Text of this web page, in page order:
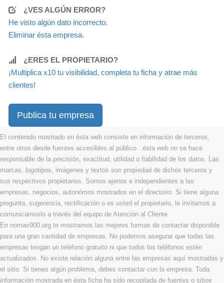
¿VES ALGÚN ERROR?
He visto algún dato incorrecto.
Eliminar ésta empresa.
¿ERES EL PROPIETARIO?
¡Multiplica x10 tu visibilidad, completa tu ficha y atrae más
clientes!
Publica tu empresa
El contenido mostrado en ésta web consiste en información de terceros,
entre otros desde fuentes accesibles al público . ésta web no se hace
responsable de la precisión, exactitud, utilidad o fiabilidad de los datos. Las
marcas, logotipos, imágenes y textos son propiedad de dichos terceros y
sus respectivos propietarios. Somos ajenos e independientes a las
empresas, negocios, autonómos mostrados en el directorio. Si tiene alguna
pregunta, sugerencia, rectificación o es usted el propietario, le invitamos a
comunicarnoslo a través del equipo de Atención al Cliente
En nomas900.org te mostramos las mejores formas de contactar disponible
para una gran cantidad de empresas. No podemos asegurar que todas las
empresas tengan un teléfono gratuito ni que todos los teléfonos estén
actualizados. No existe relación alguna entre las empresas aquí mostradas y
el sitio. Si tienes algún problema, debes contactar con la empresa. Toda
información mostrada en ésta ficha ha sido recopilada de fuentes o sitios